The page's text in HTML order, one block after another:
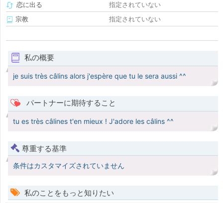
恋に出る
指定されていない
宗教
指定されていない
私の概要
je suis très câlins alors j'espère que tu le sera aussi ^^
パートナーに期待すること
tu es très câlines t'en mieux ! J'adore les câlins ^^
尊重する基準
条件はカスタマイズされていません
私のことをもっと知りたい